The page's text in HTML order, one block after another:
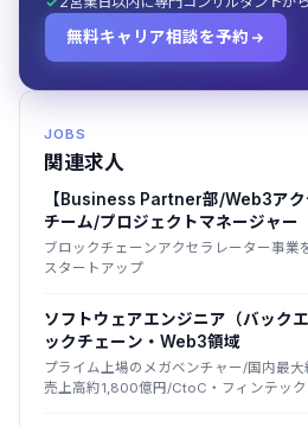
無料キャリア相談を予約
JOBS
関連求人
【Business Partner部/Web3ア
チーム/プロジェクトマネージャー
ブロックチェーンアクセラレーター事業
スタートアップ
ソフトウェアエンジニア（バック
ックチェーン・Web3領域
プライム上場のメガベンチャー/国内最
売上高約1,800億円/CtoC・フィンテッ